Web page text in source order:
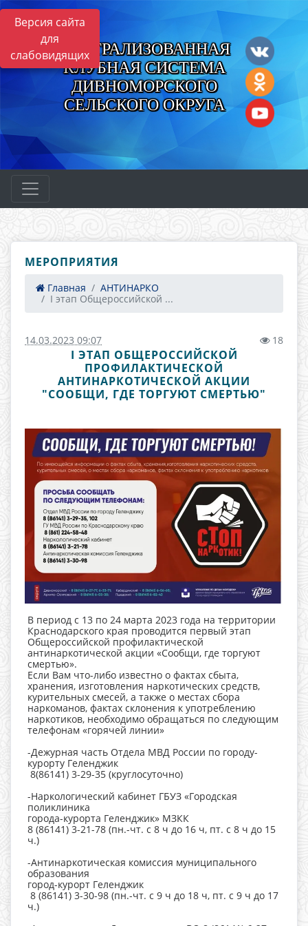
Версия сайта
для
слабовидящихЦЕНТРАЛИЗОВАННАЯ
КЛУБНАЯ СИСТЕМА
ДИВНОМОРСКОГО
СЕЛЬСКОГО ОКРУГА
МЕРОПРИЯТИЯ
Главная
АНТИНАРКО
I этап Общероссийской ...
14.03.2023 09:07 18
I ЭТАП ОБЩЕРОССИЙСКОЙ
ПРОФИЛАКТИЧЕСКОЙ
АНТИНАРКОТИЧЕСКОЙ АКЦИИ
"СООБЩИ, ГДЕ ТОРГУЮТ СМЕРТЬЮ"
В период с 13 по 24 марта 2023 года на территории
Краснодарского края проводится первый этап
Общероссийской профилактической
антинаркотической акции «Сообщи, где торгуют
смертью».
Если Вам что-либо известно о фактах сбыта,
хранения, изготовления наркотических средств,
курительных смесей, а также о местах сбора
наркоманов, фактах склонения к употреблению
наркотиков, необходимо обращаться по следующим
телефонам «горячей линии»
-Дежурная часть Отдела МВД России по городу-
курорту Геленджик
8(86141) 3-29-35 (круглосуточно)
-Наркологический кабинет ГБУЗ «Городская
поликлиника
города-курорта Геленджик» МЗКК
8 (86141) 3-21-78 (пн.-чт. с 8 ч до 16 ч, пт. с 8 ч до 15
ч.)
-Антинаркотическая комиссия муниципального
образования
город-курорт Геленджик
8 (86141) 3-30-98 (пн.-чт. с 9 ч до 18 ч, пт. с 9 ч до 17
ч.)